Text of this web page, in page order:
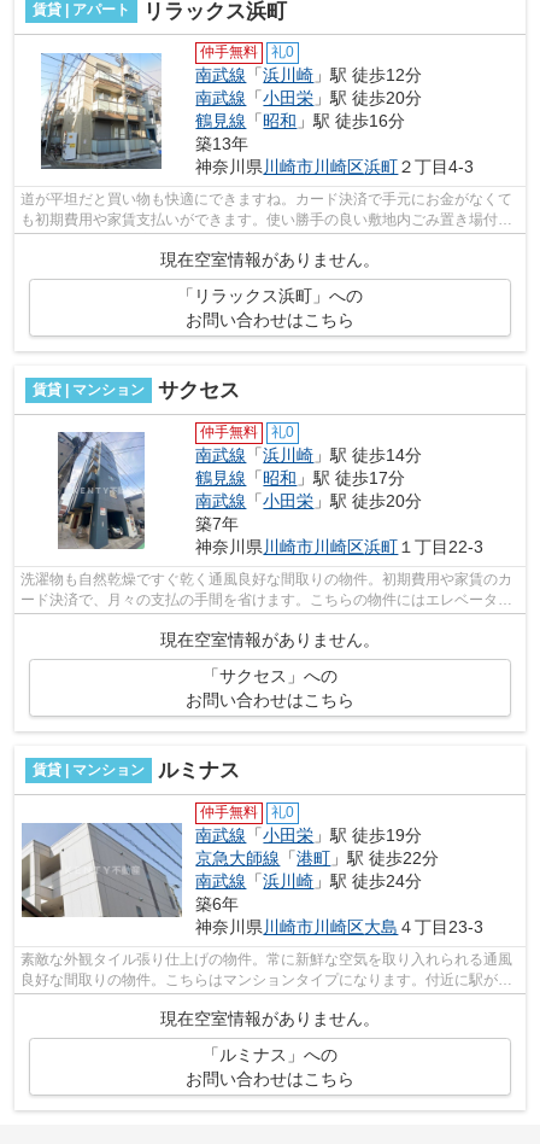
賃貸 | アパート リラックス浜町
仲手無料 礼0
南武線 「浜川崎 」駅 徒歩12分
南武線 「小田栄 」駅 徒歩20分
鶴見線 「昭和 」駅 徒歩16分
築13年
神奈川県川崎市川崎区浜町２丁目4-3
道が平坦だと買い物も快適にできますね。カード決済で手元にお金がなくて
も初期費用や家賃支払いができます。使い勝手の良い敷地内ごみ置き場付。
現在空室情報がありません。
「リラックス浜町」への
お問い合わせはこちら
賃貸 | マンション サクセス
仲手無料 礼0
南武線 「浜川崎 」駅 徒歩14分
鶴見線 「昭和 」駅 徒歩17分
南武線 「小田栄 」駅 徒歩20分
築7年
神奈川県 川崎市川崎区浜町 １丁目22-3
洗濯物も自然乾燥ですぐ乾く通風良好な間取りの物件。初期費用や家賃のカ
ード決済で、月々の支払の手間を省けます。こちらの物件にはエレベーター
現在空室情報がありません。
「サクセス」への
お問い合わせはこちら
賃貸 | マンション ルミナス
仲手無料 礼0
南武線 「小田栄 」駅 徒歩19分
京急大師線 「港町 」駅 徒歩22分
南武線 「浜川崎 」駅 徒歩24分
築6年
神奈川県 川崎市川崎区大島 ４丁目23-3
素敵な外観タイル張り仕上げの物件。常に新鮮な空気を取り入れられる通風
良好な間取りの物件。こちらはマンションタイプになります。付近に駅が2
つあるので、用途や行き先によって経路...
現在空室情報がありません。
「ルミナス」への
お問い合わせはこちら